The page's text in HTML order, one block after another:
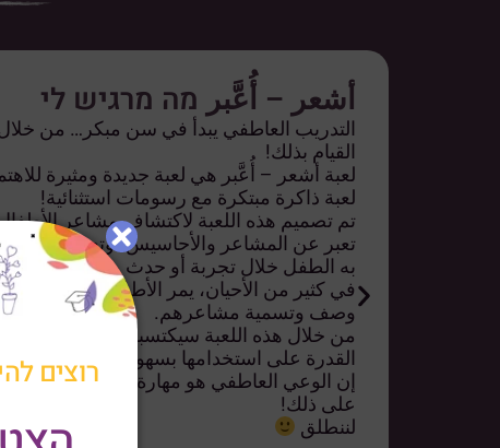
أشعر – أُعَّبر מה מרגיש לי
التدريب العاطفي يبدأ في سن مبكر… من
القيام بذلك!
لعبة أشعر – أُعَّبر هي لعبة جديدة ومثيرة
لعبة ذاكرة مبتكرة مع رسومات استثنائية!
تم تصميم هذه اللعبة لاكتشاف مشاعر
تعبر عن المشاعر والأحاسيس، وتعطي اسمًا
به الطفل خلال تجربة أو حدث معين.
في كثير من الأحيان، يمر الأطفال بتجارب
وصف وتسمية مشاعرهم.
من خلال هذه اللعبة سيكتسبون المهارة
القدرة على استخدامها بسهولة في حياتهم
إن الوعي العاطفي هو مهارة مكتسبة، ولديك
على ذلك!
لننطلق
רוצים